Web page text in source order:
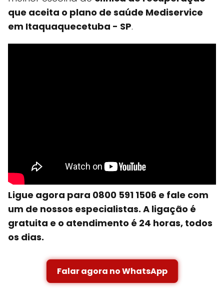
que aceita o plano de saúde Mediservice
em Itaquaquecetuba - SP.
Ligue agora para 0800 591 1506 e fale com
um de nossos especialistas. A ligação é
gratuita e o atendimento é 24 horas, todos
os dias.
Falar agora no WhatsApp